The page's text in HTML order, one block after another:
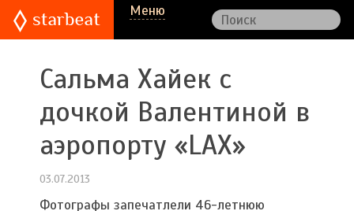
Меню
Сальма Хайек с
дочкой Валентиной в
аэропорту «LAX»
03.07.2013
Фотографы запечатлели 46-летнюю